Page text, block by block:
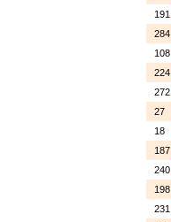
191
284
108
224
272
27
18
187
240
198
231